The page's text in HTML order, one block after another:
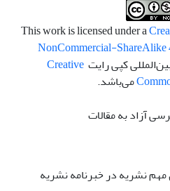
NonCommercial-ShareAlike
کپی رایتCreative
می‌باشد.
مهم نشریه در خبرنامه نشریه